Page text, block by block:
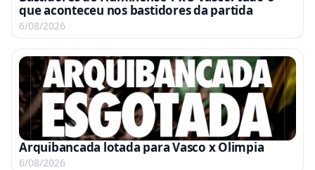
que aconteceu nos bastidores da partida
6/08/2026
Arquibancada lotada para Vasco x Olimpia
6/08/2026